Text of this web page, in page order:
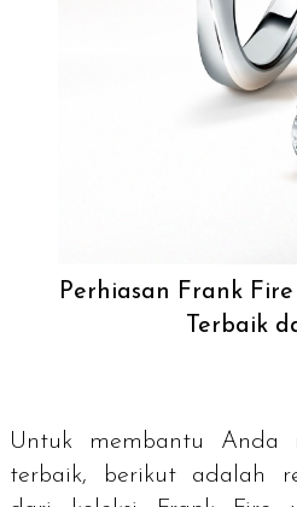
Perhiasan Frank
Terbaik
Untuk membantu Anda
terbaik, berikut adalah